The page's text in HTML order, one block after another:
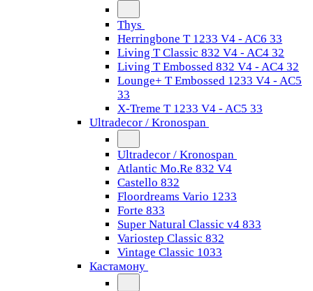
Thys
Herringbone T 1233 V4 - AC6 33
Living T Classic 832 V4 - AC4 32
Living T Embossed 832 V4 - AC4 32
Lounge+ T Embossed 1233 V4 - AC5
33
X-Treme T 1233 V4 - AC5 33
Ultradecor / Kronospan
Ultradecor / Kronospan
Atlantic Mo.Re 832 V4
Castello 832
Floordreams Vario 1233
Forte 833
Super Natural Classic v4 833
Variostep Classic 832
Vintage Classic 1033
Кастамону